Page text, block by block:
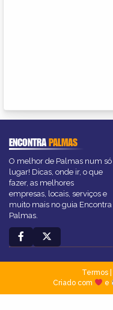
ENCONTRAPALMAS
O melhor de Palmas num só
lugar! Dicas, onde ir, o que
fazer, as melhores
empresas, locais, serviços e
muito mais no guia Encontra
Palmas.
Termos|
Criado com
e